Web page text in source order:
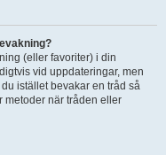
(eller favoriter) i din
vid uppdateringar, men
istället bevakar en tråd så
metoder när tråden eller